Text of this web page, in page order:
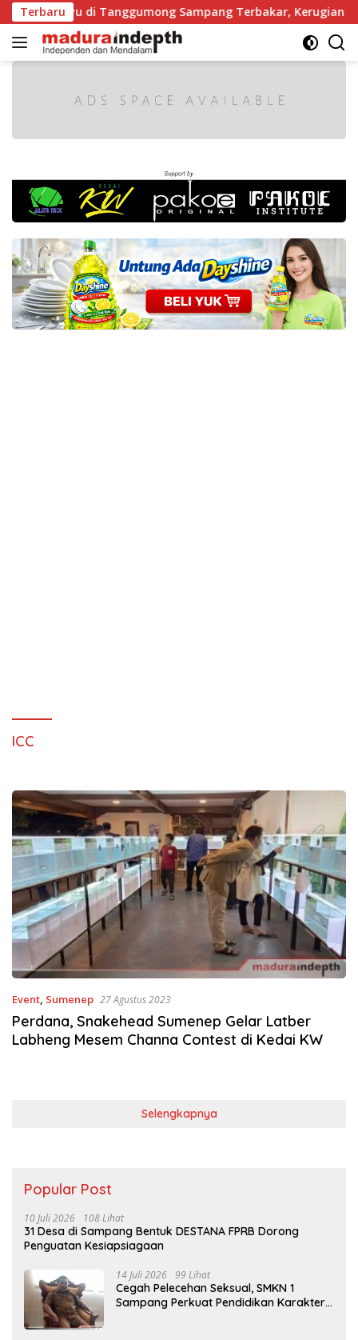
Langsung
ke
konten
Terbaru
Kayu di Tanggumong Sampang Terbakar, Kerugian Capai
ICC
Event, Sumenep 27 Agustus 2023
Perdana, Snakehead Sumenep Gelar Latber
Labheng Mesem Channa Contest di Kedai KW
Selengkapnya
Popular Post
10 Juli 2026 108 Lihat
31 Desa di Sampang Bentuk DESTANA FPRB Dorong
Penguatan Kesiapsiagaan
14 Juli 2026 99 Lihat
Cegah Pelecehan Seksual, SMKN 1
Sampang Perkuat Pendidikan Karakter